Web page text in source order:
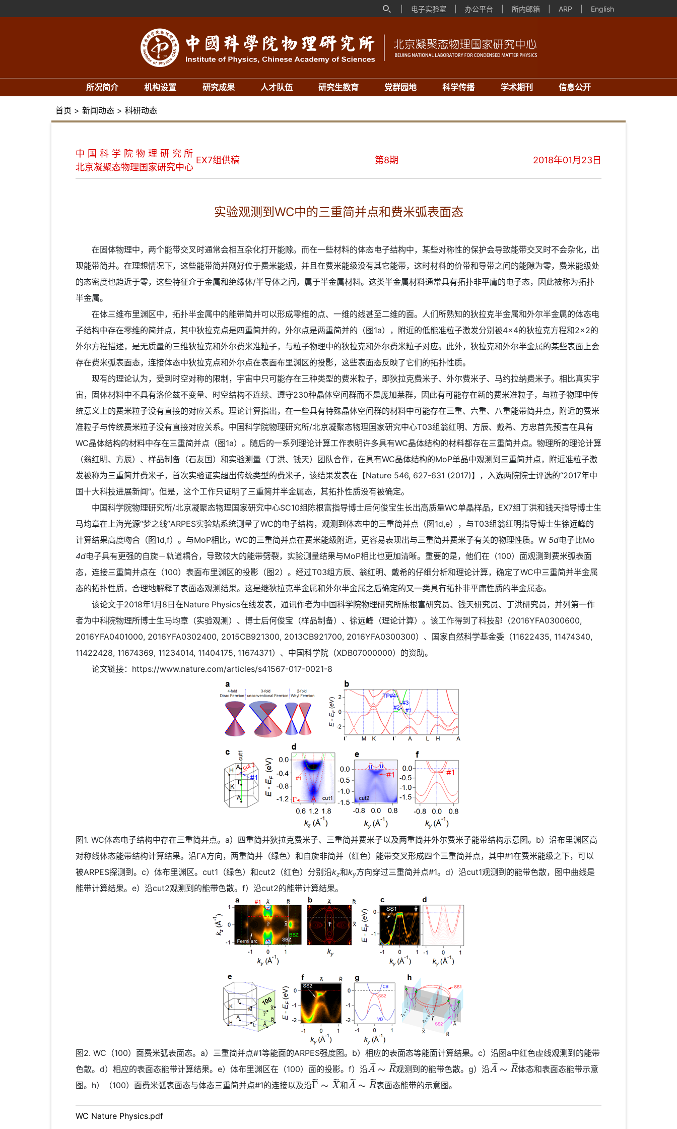
电子实验室 办公平台 所内邮箱 ARP English
所况简介 机构设置 研究成果 人才队伍 研究生教育 党群园地 科学传播 学术期刊 信息公开
首页 > 新闻动态 > 科研动态
中国科学院物理研究所
北京凝聚态物理国家研究中心
EX7组供稿 第8期 2018年01月23日
实验观测到WC中的三重简并点和费米弧表面态
在固体物理中，两个能带交叉时通常会相互杂化打开能隙。而在一些材料的体态电子结构中，某些对称性的保护会导致能带交叉时不会杂化，出
现能带简并。在理想情况下，这些能带简并刚好位于费米能级，并且在费米能级没有其它能带，这时材料的价带和导带之间的能隙为零，费米能级处
的态密度也趋近于零，这些特征介于金属和绝缘体/半导体之间，属于半金属材料。这类半金属材料通常具有拓扑非平庸的电子态，因此被称为拓扑
半金属。
在体三维布里渊区中，拓扑半金属中的能带简并可以形成零维的点、一维的线甚至二维的面。人们所熟知的狄拉克半金属和外尔半金属的体态电
子结构中存在零维的简并点，其中狄拉克点是四重简并的，外尔点是两重简并的（图1a），附近的低能准粒子激发分别被4×4的狄拉克方程和2×2的
外尔方程描述，是无质量的三维狄拉克和外尔费米准粒子，与粒子物理中的狄拉克和外尔费米粒子对应。此外，狄拉克和外尔半金属的某些表面上会
存在费米弧表面态，连接体态中狄拉克点和外尔点在表面布里渊区的投影，这些表面态反映了它们的拓扑性质。
现有的理论认为，受到时空对称的限制，宇宙中只可能存在三种类型的费米粒子，即狄拉克费米子、外尔费米子、马约拉纳费米子。相比真实宇
宙，固体材料中不具有洛伦兹不变量、时空结构不连续、遵守230种晶体空间群而不是庞加莱群，因此有可能存在新的费米准粒子，与粒子物理中传
统意义上的费米粒子没有直接的对应关系。理论计算指出，在一些具有特殊晶体空间群的材料中可能存在三重、六重、八重能带简并点，附近的费米
准粒子与传统费米粒子没有直接对应关系。中国科学院物理研究所/北京凝聚态物理国家研究中心T03组翁红明、方辰、戴希、方忠首先预言在具有
WC晶体结构的材料中存在三重简并点（图1a）。随后的一系列理论计算工作表明许多具有WC晶体结构的材料都存在三重简并点。物理所的理论计算
（翁红明、方辰）、样品制备（石友国）和实验测量（丁洪、钱天）团队合作，在具有WC晶体结构的MoP单晶中观测到三重简并点，附近准粒子激
发被称为三重简并费米子，首次实验证实超出传统类型的费米子，该结果发表在【Nature 546, 627-631 (2017)】，入选两院院士评选的“2017年中
国十大科技进展新闻”。但是，这个工作只证明了三重简并半金属态，其拓扑性质没有被确定。
中国科学院物理研究所/北京凝聚态物理国家研究中心SC10组陈根富指导博士后何俊宝生长出高质量WC单晶样品，EX7组丁洪和钱天指导博士生
马均章在上海光源“梦之线”ARPES实验站系统测量了WC的电子结构，观测到体态中的三重简并点（图1d,e），与T03组翁红明指导博士生徐远峰的
计算结果高度吻合（图1d,f）。与MoP相比，WC的三重简并点在费米能级附近，更容易表现出与三重简并费米子有关的物理性质。W 5d电子比Mo
4d电子具有更强的自旋－轨道耦合，导致较大的能带劈裂，实验测量结果与MoP相比也更加清晰。重要的是，他们在（100）面观测到费米弧表面
态，连接三重简并点在（100）表面布里渊区的投影（图2）。经过T03组方辰、翁红明、戴希的仔细分析和理论计算，确定了WC中三重简并半金属
态的拓扑性质，合理地解释了表面态观测结果。这是继狄拉克半金属和外尔半金属之后确定的又一类具有拓扑非平庸性质的半金属态。
该论文于2018年1月8日在Nature Physics在线发表，通讯作者为中国科学院物理研究所陈根富研究员、钱天研究员、丁洪研究员，并列第一作
者为中科院物理所博士生马均章（实验观测）、博士后何俊宝（样品制备）、徐远峰（理论计算）。该工作得到了科技部（2016YFA0300600,
2016YFA0401000, 2016YFA0302400, 2015CB921300, 2013CB921700, 2016YFA0300300）、国家自然科学基金委（11622435, 11474340,
11422428, 11674369, 11234014, 11404175, 11674371）、中国科学院（XDB07000000）的资助。
论文链接：https://www.nature.com/articles/s41567-017-0021-8
图1. WC体态电子结构中存在三重简并点。a）四重简并狄拉克费米子、三重简并费米子以及两重简并外尔费米子能带结构示意图。b）沿布里渊区高
对称线体态能带结构计算结果。沿ΓA方向，两重简并（绿色）和自旋非简并（红色）能带交叉形成四个三重简并点，其中#1在费米能级之下，可以
被ARPES探测到。c）体布里渊区。cut1（绿色）和cut2（红色）分别沿kz和ky方向穿过三重简并点#1。d）沿cut1观测到的能带色散，图中曲线是
能带计算结果。e）沿cut2观测到的能带色散。f）沿cut2的能带计算结果。
图2. WC（100）面费米弧表面态。a）三重简并点#1等能面的ARPES强度图。b）相应的表面态等能面计算结果。c）沿图a中红色虚线观测到的能带
色散。d）相应的表面态能带计算结果。e）体布里渊区在（100）面的投影。f）沿 A~ R~
观测到的能带色散。g）沿 A~ R~
体态和表面态能带示意
图。h）（100）面费米弧表面态与体态三重简并点#1的连接以及沿Γ~ X~
和 A~ R~
表面态能带的示意图。
WC Nature Physics.pdf